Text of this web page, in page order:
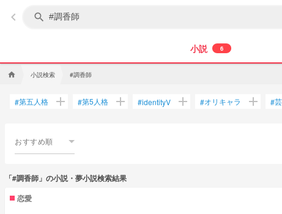
keyboard_arrow_left search
小説 6
home 小説検索 #調香師
#第五人格 add #第5人格 add #identityV add #オリキャラ add #
おすすめ順
「#調香師」の小説・夢小説検索結果
恋愛